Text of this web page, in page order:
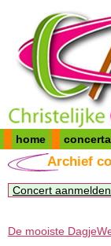
home
Archief
Concert
De mooiste